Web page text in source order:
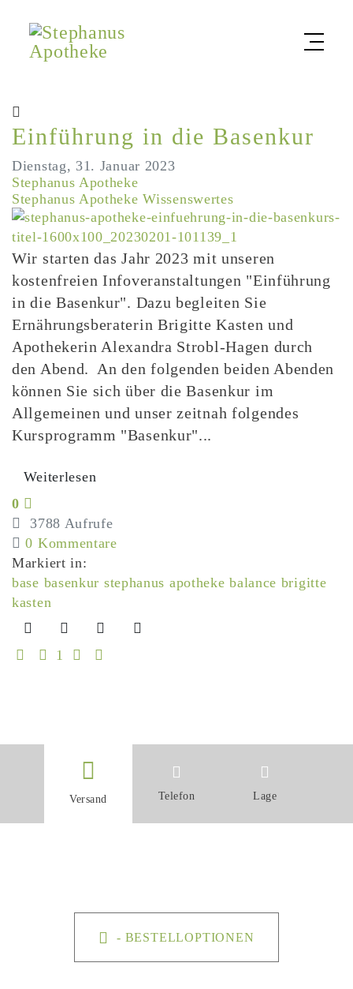
Einführung in die Basenkur
Dienstag, 31. Januar 2023
Stephanus Apotheke
Stephanus Apotheke Wissenswertes
Wir starten das Jahr 2023 mit unseren
kostenfreien Infoveranstaltungen "Einführung
in die Basenkur". Dazu begleiten Sie
Ernährungsberaterin Brigitte Kasten und
Apothekerin Alexandra Strobl-Hagen durch
den Abend. An den folgenden beiden Abenden
können Sie sich über die Basenkur im
Allgemeinen und unser zeitnah folgendes
Kursprogramm "Basenkur"...
Weiterlesen
0
3788 Aufrufe
0 Kommentare
Markiert in:
base basenkur stephanus apotheke balance brigitte
kasten
First Page
Previous Page
1 Next Page
Versand Telefon Lage
- BESTELLOPTIONEN